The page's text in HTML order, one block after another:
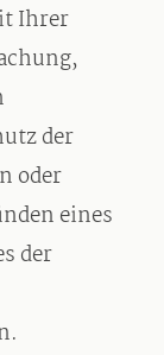
Ihrer
der
oder
eines
der